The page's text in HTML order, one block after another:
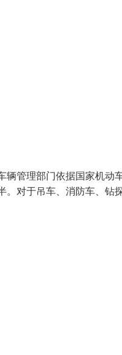
辆管理部门依据国家机动
。对于吊车、消防车、钻